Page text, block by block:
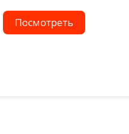
Посмотреть